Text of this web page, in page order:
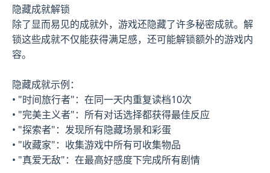
隐藏成就解锁
除了显而易见的成就外，游戏还隐藏了许多秘密成就。解
锁这些成就不仅能获得满足感，还可能解锁额外的游戏内
容。
隐藏成就示例：
• "时间旅行者"：在同一天内重复读档10次
• "完美主义者"：所有对话选择都获得最佳反应
• "探索者"：发现所有隐藏场景和彩蛋
• "收藏家"：收集游戏中所有可收集物品
• "真爱无敌"：在最高好感度下完成所有剧情